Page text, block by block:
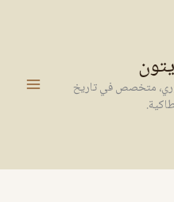
متخصص في تاريخ